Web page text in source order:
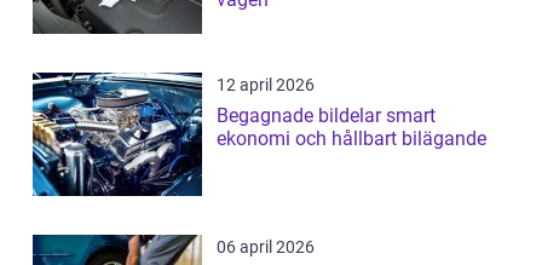
12 april 2026
Begagnade bildelar smart
ekonomi och hållbart bilägande
06 april 2026